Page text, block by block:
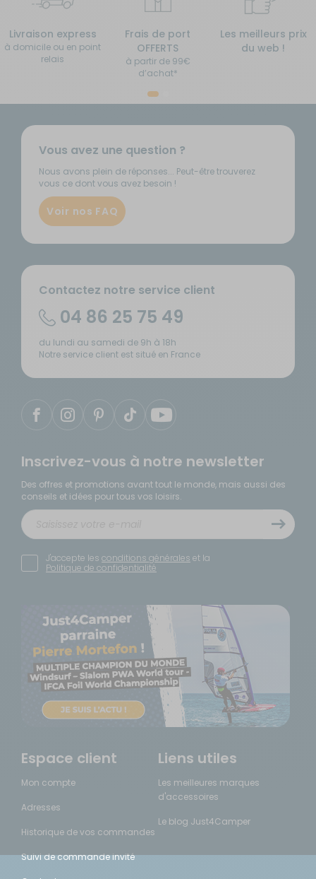
Livraison express
à domicile ou en point
relais
Frais de port
OFFERTS
à partir de 99€
d’achat*
Les meilleurs prix
du web !
Vous avez une question ?
Nous avons plein de réponses... Peut-être trouverez
vous ce dont vous avez besoin !
Voir nos FAQ
Contactez notre service client
04 86 25 75 49
du lundi au samedi de 9h à 18h
Notre service client est situé en France
Inscrivez-vous à notre newsletter
Des offres et promotions avant tout le monde, mais aussi des
conseils et idées pour tous vos loisirs.
J'accepte les conditions générales et la
Politique de confidentialité
Espace client
Mon compte
Adresses
Historique de vos commandes
Suivi de commande invité
Liens utiles
Les meilleures marques
d'accessoires
Le blog Just4Camper